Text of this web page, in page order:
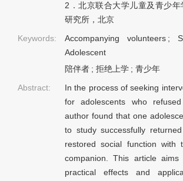
2．北京联合大学儿童及青少年
研究所，北京
Keywords:
Accompanying volunteers ;
Adolescent
陪伴者 ; 拒绝上学 ; 青少年
Abstract:
In the process of seeking
for adolescents who
author found that one
to study successfully
restored social function with
companion. This article
practical effects and